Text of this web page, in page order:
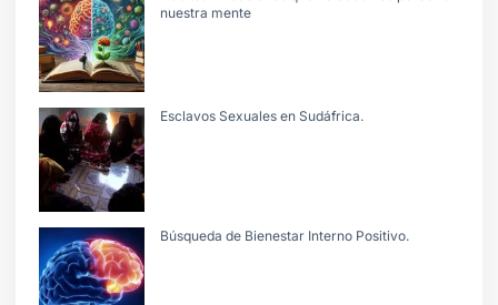
nuestra mente
Esclavos Sexuales en Sudáfrica.
Búsqueda de Bienestar Interno Positivo.